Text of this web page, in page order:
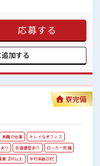
☆ クリーンルーム内で空調が
節もカイテキにお仕事でき
ク・自動車・公共交通機関
れており1食ナント180円
べられます☆ 働きやすさバツ
活気あふ
イPoint☆ 一息つける休憩スペ
無料貸与なので準備の必要な
応募する
追加する
寮完備
長期の仕事
キレイなオフィス
り 社員食堂あり
ロッカー完備
業 20H以上
平均年齢20代